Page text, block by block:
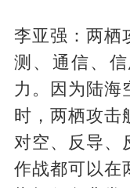
李亚强：两栖
测、通信、
力。因为陆海
时，两栖攻击
对空、反导、
作战都可以在